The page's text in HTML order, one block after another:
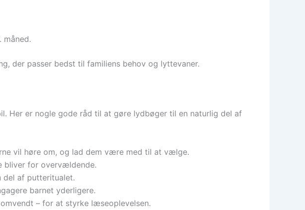
måned.
der passer bedst til familiens behov og lyttevaner.
Her er nogle gode råd til at gøre lydbøger til en naturlig del af
vil høre om, og lad dem være med til at vælge.
bliver for overvældende.
del af putteritualet.
barnet yderligere.
– for at styrke læseoplevelsen.